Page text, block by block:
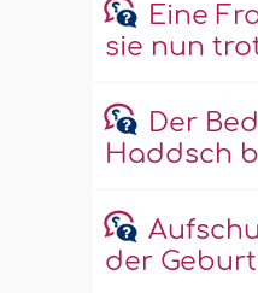
Eine
sie nun
Der
Haddsch
der